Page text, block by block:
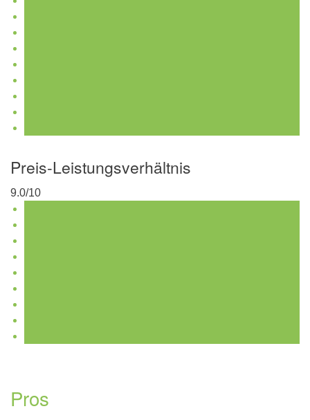
Preis-Leistungsverhältnis
9.0/10
Pros